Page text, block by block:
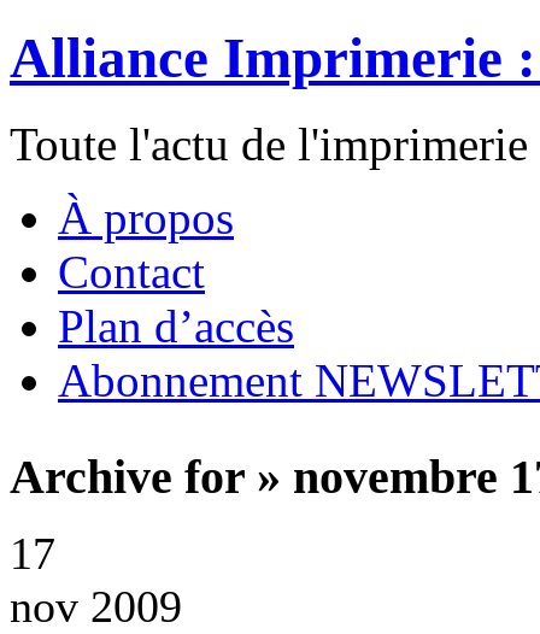
Alliance Imprimerie
Toute l'actu de
À propos
Contact
Plan d’accès
Abonnement
Archive for » novembre
17
nov 2009